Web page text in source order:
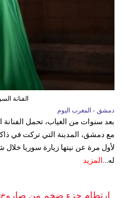
الفنانة
دمشق - المغرب اليوم
بعد سنوات من الغياب، تحمل
مع دمشق، المدينة التي تركت في
لأول مرة عن نيتها زيارة سوريا خلال
له... المزيد
ارتطام جزء ضخم من